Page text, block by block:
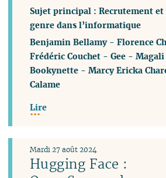
Sujet principal : Recrutement
genre dans l’informatique
Benjamin Bellamy-Florence
Frédéric Couchet -Gee -Magali
Bookynette -Marcy Ericka
Calame
Lire
Hugging Face :
Mardi 27 août 2024